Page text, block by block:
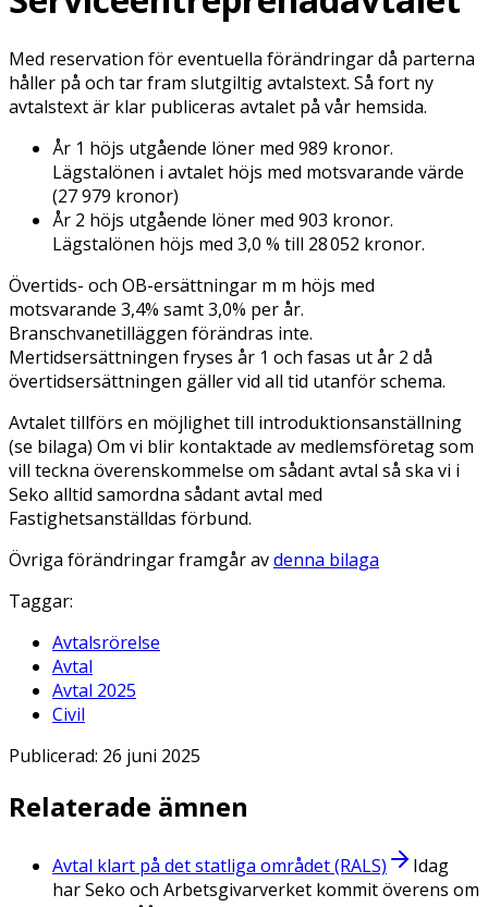
Med reservation för eventuella förändringar då parterna
håller på och tar fram slutgiltig avtalstext. Så fort ny
avtalstext är klar publiceras avtalet på vår hemsida.
År 1 höjs utgående löner med 989 kronor.
Lägstalönen i avtalet höjs med motsvarande värde
(27 979 kronor)
År 2 höjs utgående löner med 903 kronor.
Lägstalönen höjs med 3,0 % till 28 052 kronor.
Övertids- och OB-ersättningar m m höjs med
motsvarande 3,4% samt 3,0% per år.
Branschvanetilläggen förändras inte.
Mertidsersättningen fryses år 1 och fasas ut år 2 då
övertidsersättningen gäller vid all tid utanför schema.
Avtalet tillförs en möjlighet till introduktionsanställning
(se bilaga) Om vi blir kontaktade av medlemsföretag som
vill teckna överenskommelse om sådant avtal så ska vi i
Seko alltid samordna sådant avtal med
Fastighetsanställdas förbund.
Övriga förändringar framgår avdenna bilaga
Taggar:
Avtalsrörelse
Avtal
Avtal 2025
Civil
Publicerad: 26 juni 2025
Relaterade ämnen
Avtal klart på det statliga området (RALS)
Idag
har Seko och Arbetsgivarverket kommit överens om